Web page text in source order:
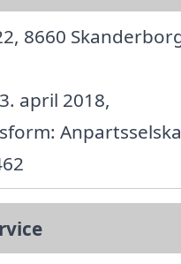
8660
april 2018,